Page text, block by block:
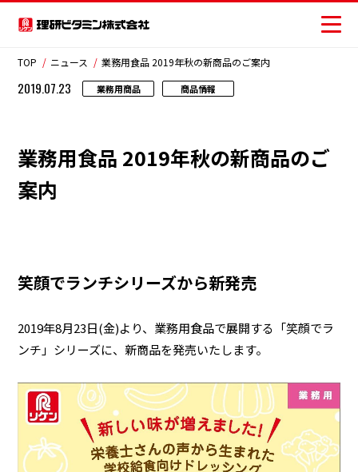
業務用商品
企業情報
ニュース
お問い合わせ
レシピ
おいしさの提案
安全・安心への取り組み
TOP ニュース 業務用食品 2019年秋の新商品のご案内
2019.07.23 業務用商品 商品情報
業務用食品 2019年秋の新商品のご
案内
笑顔でランチシリーズから新発売
2019年8月23日(金)より、業務用食品で展開する「笑顔でラ
ンチ」シリーズに、新商品を発売いたします。